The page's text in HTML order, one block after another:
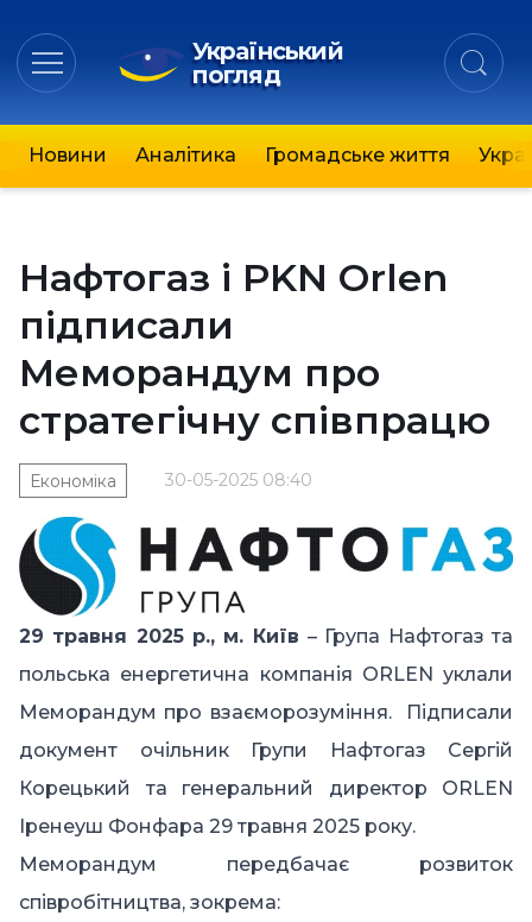
Український
погляд
Новини Аналітика Громадське життя
Нафтогаз і PKN Orlen
підписали
Меморандум про
стратегічну співпрацю
30-05-2025 08:40
Економіка
29 травня 2025 р., м. Київ – Група Нафтогаз та
польська енергетична компанія ORLEN уклали
Меморандум про взаєморозуміння. Підписали
документ очільник Групи Нафтогаз Сергій
Корецький та генеральний директор ORLEN
Іренеуш Фонфара 29 травня 2025 року.
Меморандум передбачає розвиток
співробітництва, зокрема: